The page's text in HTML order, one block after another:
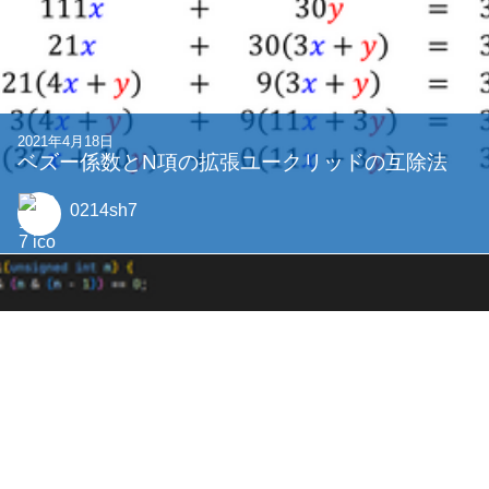
2021年4月18日
ベズー係数とN項の拡張ユークリッドの互除法
0214sh7